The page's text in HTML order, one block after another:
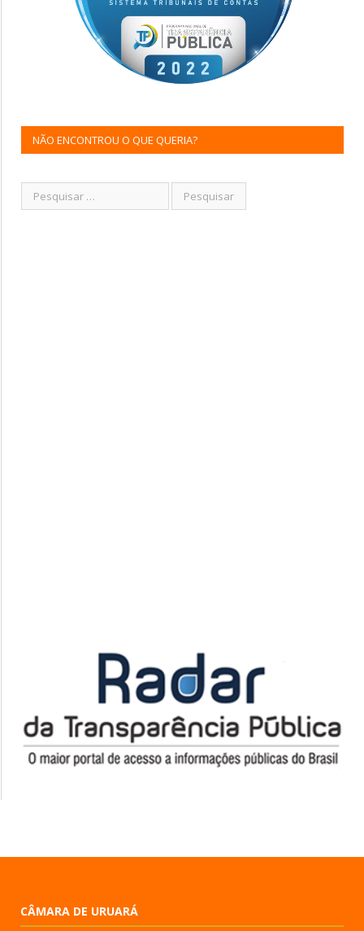
NÃO ENCONTROU O QUE QUERIA?
CÂMARA DE URUARÁ